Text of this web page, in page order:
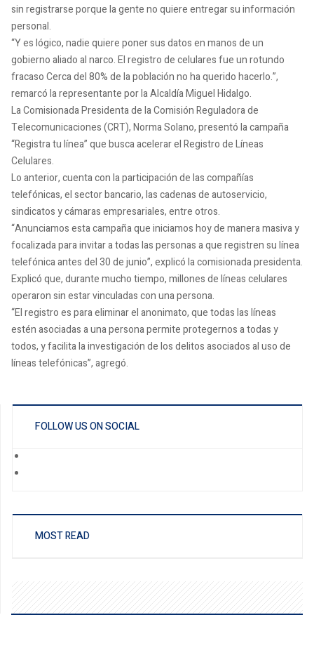
sin registrarse porque la gente no quiere entregar su información
personal.
“Y es lógico, nadie quiere poner sus datos en manos de un
gobierno aliado al narco. El registro de celulares fue un rotundo
fracaso Cerca del 80% de la población no ha querido hacerlo.”,
remarcó la representante por la Alcaldía Miguel Hidalgo.
La Comisionada Presidenta de la Comisión Reguladora de
Telecomunicaciones (CRT), Norma Solano, presentó la campaña
“Registra tu línea” que busca acelerar el Registro de Líneas
Celulares.
Lo anterior, cuenta con la participación de las compañías
telefónicas, el sector bancario, las cadenas de autoservicio,
sindicatos y cámaras empresariales, entre otros.
“Anunciamos esta campaña que iniciamos hoy de manera masiva y
focalizada para invitar a todas las personas a que registren su línea
telefónica antes del 30 de junio”, explicó la comisionada presidenta.
Explicó que, durante mucho tiempo, millones de líneas celulares
operaron sin estar vinculadas con una persona.
“El registro es para eliminar el anonimato, que todas las líneas
estén asociadas a una persona permite protegernos a todas y
todos, y facilita la investigación de los delitos asociados al uso de
líneas telefónicas”, agregó.
FOLLOW US ON SOCIAL
MOST READ